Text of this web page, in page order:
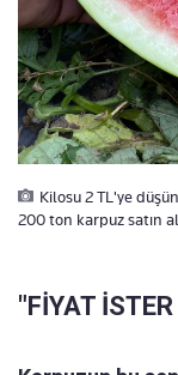
Kilosu 2 TL'ye
200 ton karpuz satın
"FİYAT